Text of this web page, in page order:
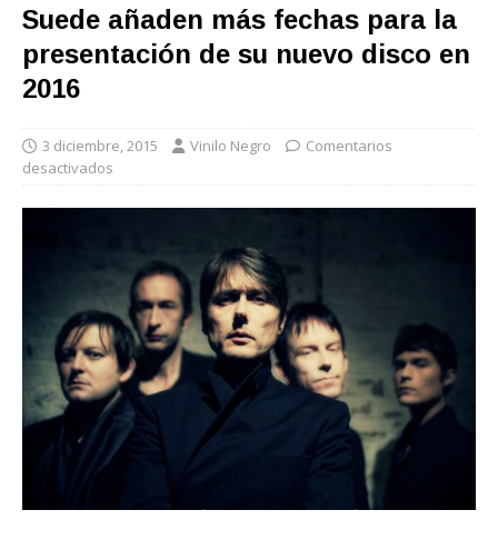
Suede añaden más fechas para la
presentación de su nuevo disco en
2016
3 diciembre, 2015 Vinilo Negro
Comentarios
desactivados